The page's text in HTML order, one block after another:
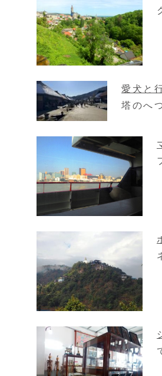
愛犬と
塔のへ